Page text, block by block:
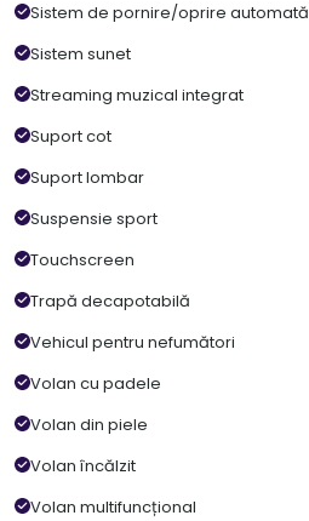
Sistem de pornire/oprire automată
Sistem sunet
Streaming muzical integrat
Suport cot
Suport lombar
Suspensie sport
Touchscreen
Trapă decapotabilă
Vehicul pentru nefumători
Volan cu padele
Volan din piele
Volan încălzit
Volan multifuncțional